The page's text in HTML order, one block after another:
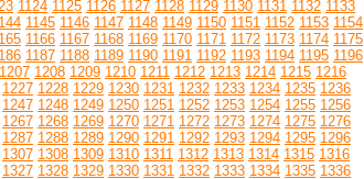
1124 1125 1126 1127 1128 1129 1130 1131 1132 1133
1145 1146 1147 1148 1149 1150 1151 1152 1153 1154
1166 1167 1168 1169 1170 1171 1172 1173 1174 1175
1187 1188 1189 1190 1191 1192 1193 1194 1195 1196
1207 1208 1209 1210 1211 1212 1213 1214 1215 1216
1227 1228 1229 1230 1231 1232 1233 1234 1235 1236
1247 1248 1249 1250 1251 1252 1253 1254 1255 1256
1267 1268 1269 1270 1271 1272 1273 1274 1275 1276
1287 1288 1289 1290 1291 1292 1293 1294 1295 1296
1307 1308 1309 1310 1311 1312 1313 1314 1315 1316
1327 1328 1329 1330 1331 1332 1333 1334 1335 1336